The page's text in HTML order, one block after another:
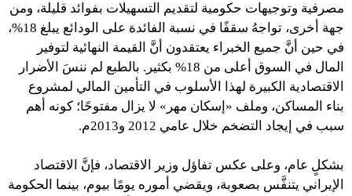
مصرفية وتوجيهات حكومية لتقديم التسهيلات بفوائد قليلة، ومن
جهة أخرى، تواجهُ سقفًا في نسبة الفائدة على الودائع يبلغ 18%،
في حين أنَّ جميع الخبراء يعتقدون أنَّ القيمة النهائية لتوفير
المال في السوق أعلى من 18% بكثير. بالطبع لم ننسَ الأضرار
الاقتصادية الكبيرة لهذا الأسلوب في التأمين المالي لمشروع
بناء المساكن، وملف «إسكان مهر» لا يزال مفتوحًا؛ كونه أهم
سبب في إيجاد التضخم خلال عامي 2012 و2013م.
بشكلٍ عام، وعلى عكس تفاؤل وزير الاقتصاد، فإنَّ الاقتصاد
الإيراني يتنفَّس بصعوبة، ويقضي أموره يومًا بيوم، بينما الحكومة